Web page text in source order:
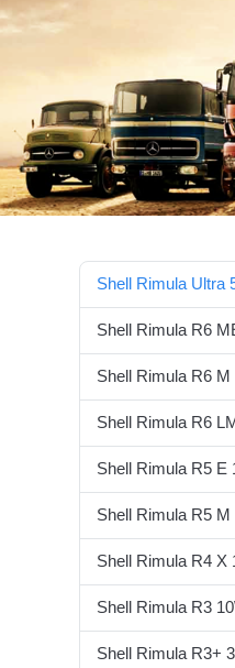
Shell Rimula Ultra
Shell Rimula R6
Shell Rimula R6 M
Shell Rimula R6
Shell Rimula R5 E
Shell Rimula R5 M
Shell Rimula R4 X
Shell Rimula R3
Shell Rimula R3+